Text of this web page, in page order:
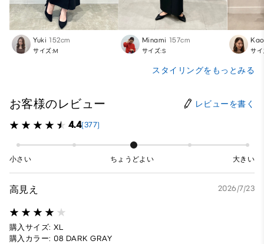
Yuki 152cm
サイズ:M
Minami 157cm
サイズ:S サイ
スタイリングをもっとみる
お客様のレビュー レビューを書く
4.4(377)
小さい ちょうどよい 大きい
高見え 2026/7/23
購入サイズ: XL
購入カラー: 08 DARK GRAY